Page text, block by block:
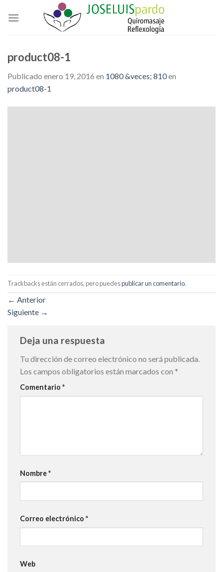
product08-1
Publicado enero 19, 2016 en 1080 &veces; 810en
product08-1
Trackbacks están cerrados, pero puedespublicar un comentario.
← Anterior
Siguiente →
Deja una respuesta
Tu dirección de correo electrónico no será publicada.
Los campos obligatorios están marcados con *
Comentario *
Nombre*
Correo electrónico *
Web